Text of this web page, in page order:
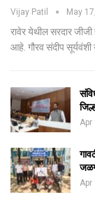
Vijay Patil May
रावेर येथील सरदार
आहे. गौरव संदीप सूर्यवंशी
Apr
Apr